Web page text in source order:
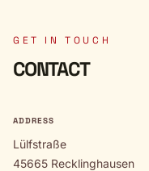
GET IN TOUCH
CONTACT
ADDRESS
Lülfstraße
45665 Recklinghausen